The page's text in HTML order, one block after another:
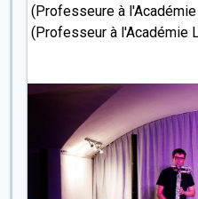
(Professeure à l'Académie
(Professeur à l'Académie